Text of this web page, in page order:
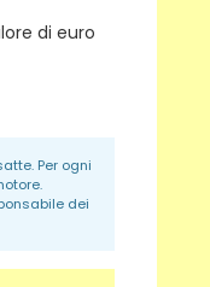
di euro
Per ogni
dei